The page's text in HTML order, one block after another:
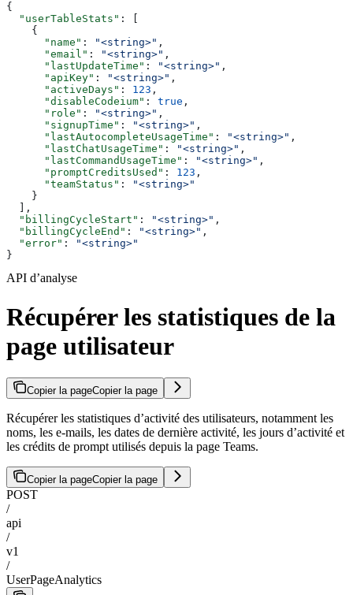
{
  "userTableStats"
: [
    {
      "name"
: "<string>" ,
      "email"
: "<string>" ,
      "lastUpdateTime"
: "<string>" ,
      "apiKey"
: "<string>" ,
      "activeDays"
: 123 ,
      "disableCodeium"
: true ,
      "role"
: "<string>" ,
      "signupTime"
: "<string>" ,
      "lastAutocompleteUsageTime"
: "<string>" ,
      "lastChatUsageTime"
: "<string>" ,
      "lastCommandUsageTime"
: "<string>" ,
      "promptCreditsUsed"
: 123 ,
      "teamStatus"
:
"<string>"
    }
  ],
  "billingCycleStart"
: "<string>" ,
  "billingCycleEnd"
: "<string>" ,
  "error"
:
"<string>"
}
API d’analyse
Récupérer les statistiques de la
page utilisateur
Copier la pageCopier la page
Récupérer les statistiques d’activité des utilisateurs, notamment les
noms, les e-mails, les dates de dernière activité, les jours d’activité et
les crédits de prompt utilisés depuis la page Teams.
Copier la pageCopier la page
POST
/
api
/
v1
/
UserPageAnalytics